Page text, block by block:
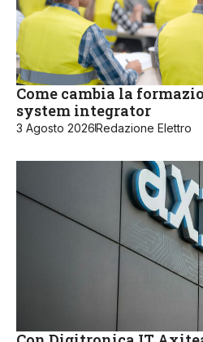
Come cambia la
system integrator
3 Agosto 2026Redazione Elettro